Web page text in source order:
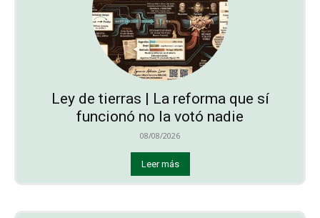
Ley de tierras | La reforma que sí
funcionó no la votó nadie
08/08/2026
Leer más